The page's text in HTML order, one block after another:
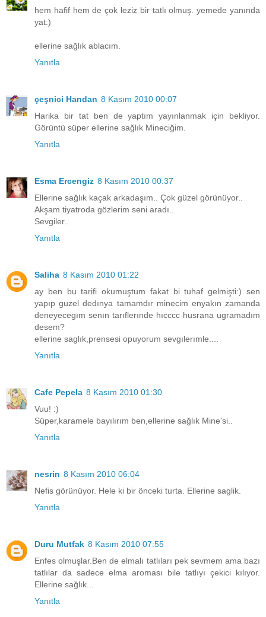
hem hafif hem de çok leziz bir tatlı olmuş. yemede yanında
yat:)
ellerine sağlık ablacım.
Yanıtla
çeşnici Handan 8 Kasım 2010 00:07
Harika bir tat ben de yaptım yayınlanmak için bekliyor.
Görüntü süper ellerine sağlık Mineciğim.
Yanıtla
Esma Ercengiz 8 Kasım 2010 00:37
Ellerine sağlık kaçak arkadaşım.. Çok güzel görünüyor..
Akşam tiyatroda gözlerim seni aradı..
Sevgiler..
Yanıtla
Saliha 8 Kasım 2010 01:22
ay ben bu tarifi okumuştum fakat bi tuhaf gelmişti:) sen
yapıp guzel dedınya tamamdır minecim enyakın zamanda
deneyecegım senın tarıflerınde hıcccc husrana ugramadım
desem?
ellerine saglık,prensesi opuyorum sevgılerımle....
Yanıtla
Cafe Pepela 8 Kasım 2010 01:30
Vuu! :)
Süper,karamele bayılırım ben,ellerine sağlık Mine'si..
Yanıtla
nesrin 8 Kasım 2010 06:04
Nefis görünüyor. Hele ki bir önceki turta. Ellerine saglik.
Yanıtla
Duru Mutfak 8 Kasım 2010 07:55
Enfes olmuşlar.Ben de elmalı tatlıları pek sevmem ama bazı
tatlılar da sadece elma aroması bile tatlıyı çekici kılıyor.
Ellerine sağlık...
Yanıtla